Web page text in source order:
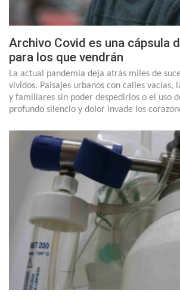
Archivo Covid es una cápsula
para los que vendrán
La actual pandemia deja atrás miles de
vividos. Paisajes urbanos con calles vacías,
y familiares sin poder despedirlos o el uso
profundo silencio y dolor invade los